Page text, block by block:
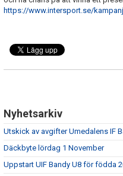
https://www.intersport.se/
Nyhetsarkiv
Utskick av avgifter Umedalens IF
Däckbyte lördag 1 November
Uppstart UIF Bandy U8 för födda